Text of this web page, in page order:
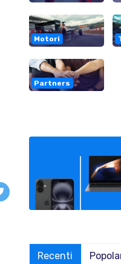
Motori
Partners
Recenti